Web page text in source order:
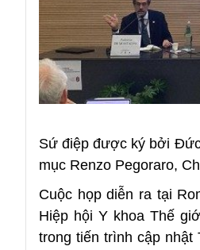
Sứ điệp được ký bởi
mục Renzo Pegoraro,
Cuộc họp diễn ra tại
Hiệp hội Y khoa Thế
trong tiến trình cập nhật